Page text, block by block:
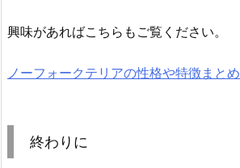
興味があればこちらもご覧ください。
ノーフォークテリアの性格や特徴まとめ
終わりに